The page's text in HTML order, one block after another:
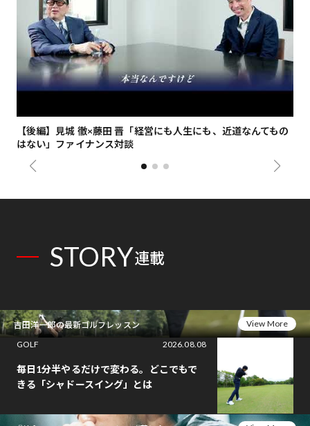
【後編】見城 徹×藤田 晋「経営にも人生にも、近道なんてもの
はない」ファイナンス対談
STORY連載
吉田洋一郎の最新ゴルフレッスン
View More
GOLF
2026.08.08
毎日1分半やるだけで変わる。どこでもで
きる「シャドースイング」とは